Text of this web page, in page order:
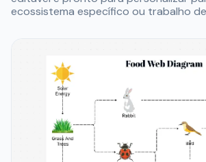
ecossistema específico ou trabalho